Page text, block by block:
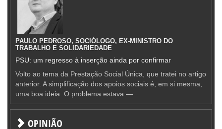
PAULO PEDROSO, SOCIÓLOGO, EX-MINISTRO DO
TRABALHO E SOLIDARIEDADE
PSU: um regresso à inserção ainda por confirmar
Volto ao tema da Prestação Social Única, que tratei no artigo
anterior. A simplificação dos apoios sociais é, em si mesma,
uma boa ideia. O problema estava —...
OPINIÃO